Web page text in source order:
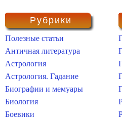
Рубрики
Полезные статьи
Античная литература
Астрология
Астрология. Гадание
Биографии и мемуары
Биология
Боевики